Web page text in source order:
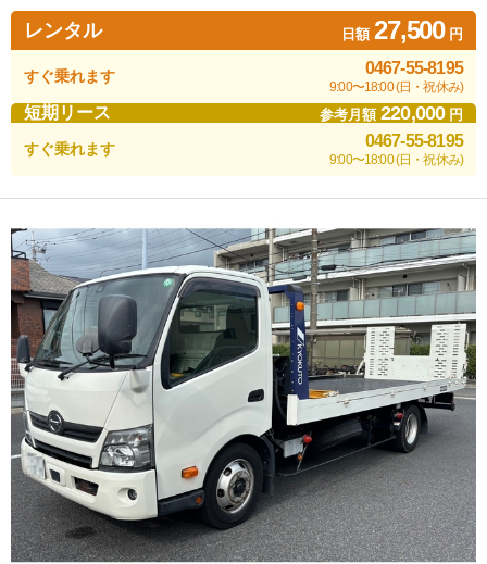
レンタル 日額27,500円
すぐ乗れます 0467-55-8195
9:00〜18:00 (日・祝休み)
短期リース 参考月額220,000円
すぐ乗れます 0467-55-8195
9:00〜18:00 (日・祝休み)